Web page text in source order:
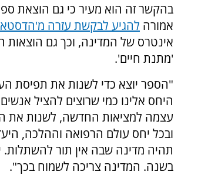
בהקשר זה הוא מעיר כי גם הוצאת
אמורה להגיע לבקשת עזרה
אינטרס של המדינה, וכך גם
'מתנת חיים'.
"הספר יוצא כדי לשנות את תפיסת
היחס אלינו כמי שרוצים להציל
עצמה למציאות החדשה, לשנות את
ובכל יחס עולם הרפואה וההלכה,
תהיה מדינה שבה אין תור
בשנה. המדינה צריכה לשמוח בכך".